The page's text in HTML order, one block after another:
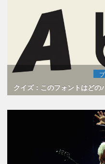
クイズ：このフォントはどの